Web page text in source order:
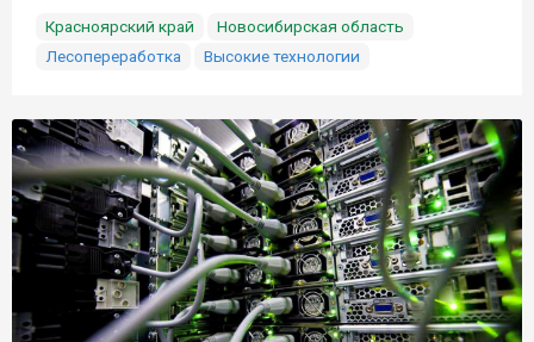
Красноярский край
Новосибирская область
Лесопереработка
Высокие технологии